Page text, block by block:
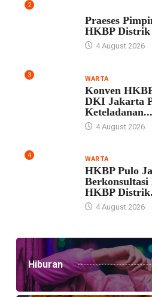
2
Praeses
HKBP
4 August 2026
3 WARTA
Konven
DKI Jakarta
Keteladanan...
4 August 2026
4 WARTA
HKBP Pulo
Berkonsultasi
HKBP
4 August 2026
Hiburan